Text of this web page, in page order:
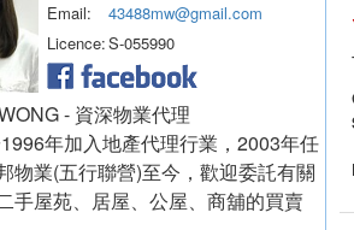
Email:
43488mw@gmail.com
Licence:S-055990
- 資深物業代理
年加入地產代理行業，2003年任
物業(五行聯營)至今，歡迎委託有關
手屋苑、居屋、公屋、商舖的買賣